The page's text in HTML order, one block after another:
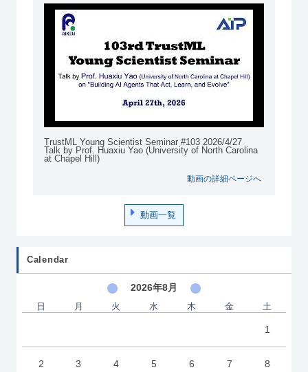
TrustML Young Scientist Seminar #103 2026/4/27
Talk by Prof. Huaxiu Yao (University of North Carolina
at Chapel Hill)
動画の詳細ページへ
動画一覧
Calendar
2026年8月
日 月 火 水 木 金 土
1
2 3 4 5 6 7 8